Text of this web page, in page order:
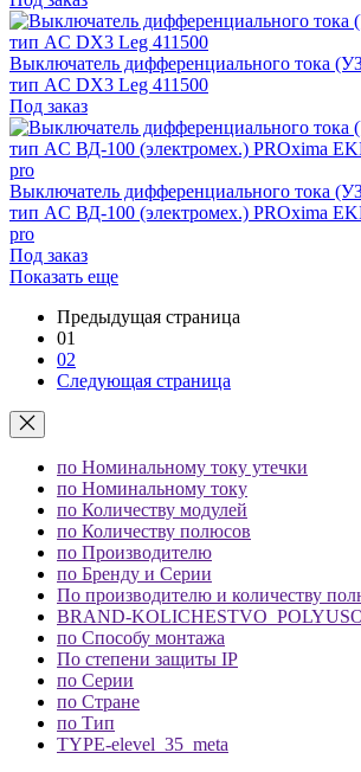
Выключатель дифференциального тока
тип AC DX3 Leg 411500
Под заказ
Выключатель дифференциального тока
тип AC ВД-100 (электромех.) PROxima
pro
Под заказ
Показать еще
Предыдущая страница
01
02
Следующая страница
по Номинальному току утечки
по Номинальному току
по Количеству модулей
по Количеству полюсов
по Производителю
по Бренду и Серии
По производителю и количеству
BRAND-
по Способу монтажа
По степени защиты IP
по Серии
по Стране
по Тип
TYPE-elevel_35_meta